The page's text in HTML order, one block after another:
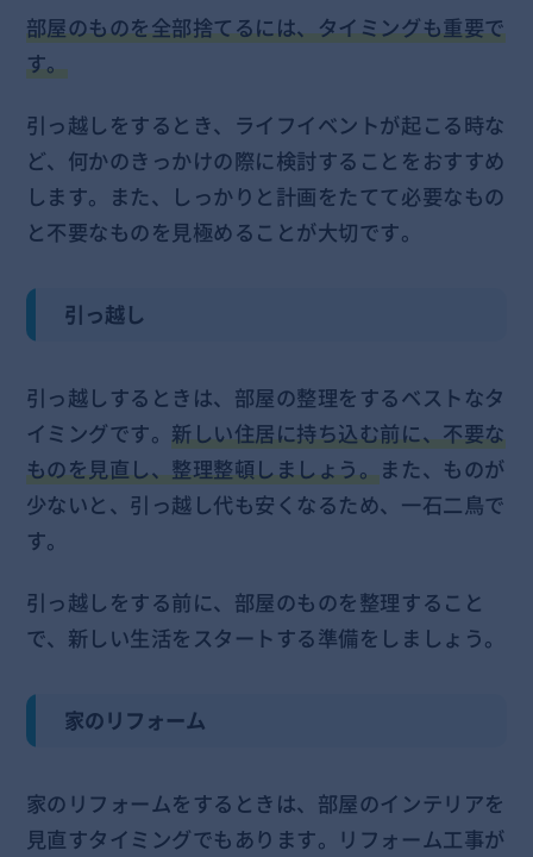
部屋のものを全部捨てるには、タイミングも重要で
す。
引っ越しをするとき、ライフイベントが起こる時な
ど、何かのきっかけの際に検討することをおすすめ
します。また、しっかりと計画をたてて必要なもの
と不要なものを見極めることが大切です。
引っ越し
引っ越しするときは、部屋の整理をするベストなタ
イミングです。新しい住居に持ち込む前に、不要な
ものを見直し、整理整頓しましょう。また、ものが
少ないと、引っ越し代も安くなるため、一石二鳥で
す。
引っ越しをする前に、部屋のものを整理すること
で、新しい生活をスタートする準備をしましょう。
家のリフォーム
家のリフォームをするときは、部屋のインテリアを
見直すタイミングでもあります。リフォーム工事が